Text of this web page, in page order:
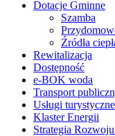
Dotacje Gminne
Szamba
Źródła
Rewitalizacja
Dostępność
e-BOK woda
Transport
Usługi turystyczne
Klaster Energii
Strategia